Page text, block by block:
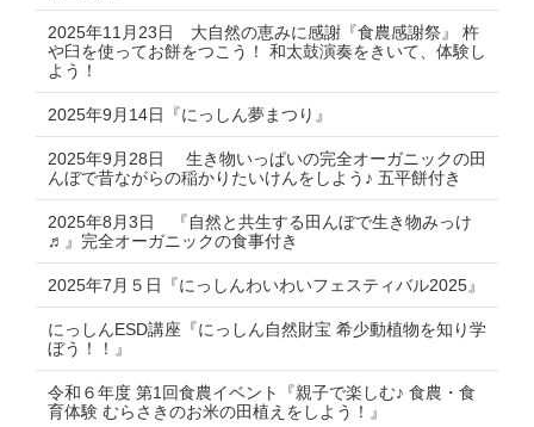
2025年11月23日 大自然の恵みに感謝『食農感謝祭』 杵
や臼を使ってお餅をつこう！ 和太鼓演奏をきいて、体験し
よう！
2025年9月14日『にっしん夢まつり』
2025年9月28日 生き物いっぱいの完全オーガニックの田
んぼで昔ながらの稲かりたいけんをしよう♪ 五平餅付き
2025年8月3日 『自然と共生する田んぼで生き物みっけ
♬』完全オーガニックの食事付き
2025年7月５日『にっしんわいわいフェスティバル2025』
にっしんESD講座『にっしん自然財宝 希少動植物を知り学
ぼう！！』
令和６年度 第1回食農イベント『親子で楽しむ♪ 食農・食
育体験 むらさきのお米の田植えをしよう！』